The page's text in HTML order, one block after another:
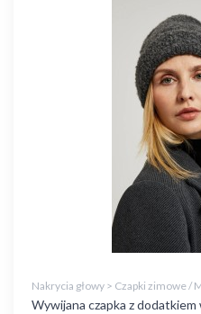
Nakrycia głowy > Czapki zimowe /
Wywijana czapka z